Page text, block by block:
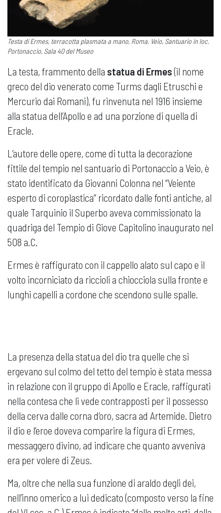
Testa di Ermes, terracotta plasmata a mano, Roma, Veio, Santuario in loc.
Portonaccio, Sala 40 del Museo
La testa, frammento della statua di Ermes(il nome
greco del dio venerato come Turms dagli Etruschi e
Mercurio dai Romani), fu rinvenuta nel 1916 insieme
alla statua dell’Apollo e ad una porzione di quella di
Eracle.
L’autore delle opere, come di tutta la decorazione
fittile del tempio nel santuario di Portonaccio a Veio, è
stato identificato da Giovanni Colonna nel “Veiente
esperto di coroplastica” ricordato dalle fonti antiche, al
quale Tarquinio il Superbo aveva commissionato la
quadriga del Tempio di Giove Capitolino inaugurato nel
508 a.C.
Ermes è raffigurato con il cappello alato sul capo e il
volto incorniciato da riccioli a chiocciola sulla fronte e
lunghi capelli a cordone che scendono sulle spalle.
La presenza della statua del dio tra quelle che si
ergevano sul colmo del tetto del tempio è stata messa
in relazione con il gruppo di Apollo e Eracle, raffigurati
nella contesa che li vede contrapposti per il possesso
della cerva dalle corna d’oro, sacra ad Artemide. Dietro
il dio e l’eroe doveva comparire la figura di Ermes,
messaggero divino, ad indicare che quanto avveniva
era per volere di Zeus.
Ma, oltre che nella sua funzione di araldo degli dei,
nell’inno omerico a lui dedicato (composto verso la fine